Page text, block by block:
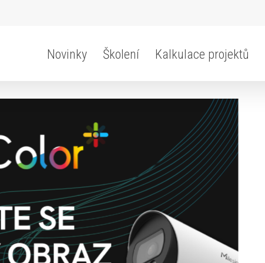
Novinky Školení Kalkulace projektů